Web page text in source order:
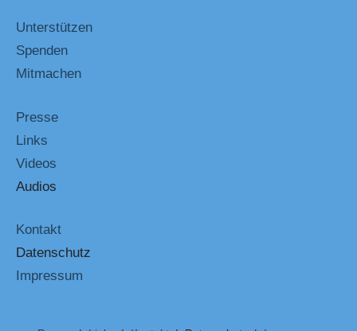
Unterstützen
Spenden
Mitmachen
Presse
Links
Videos
Audios
Kontakt
Datenschutz
Impressum